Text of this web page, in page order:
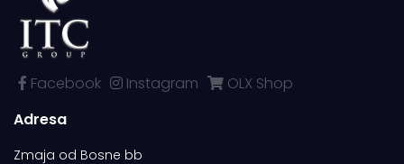
Facebook Instagram
OLX Shop
Adresa
Zmaja od Bosne bb